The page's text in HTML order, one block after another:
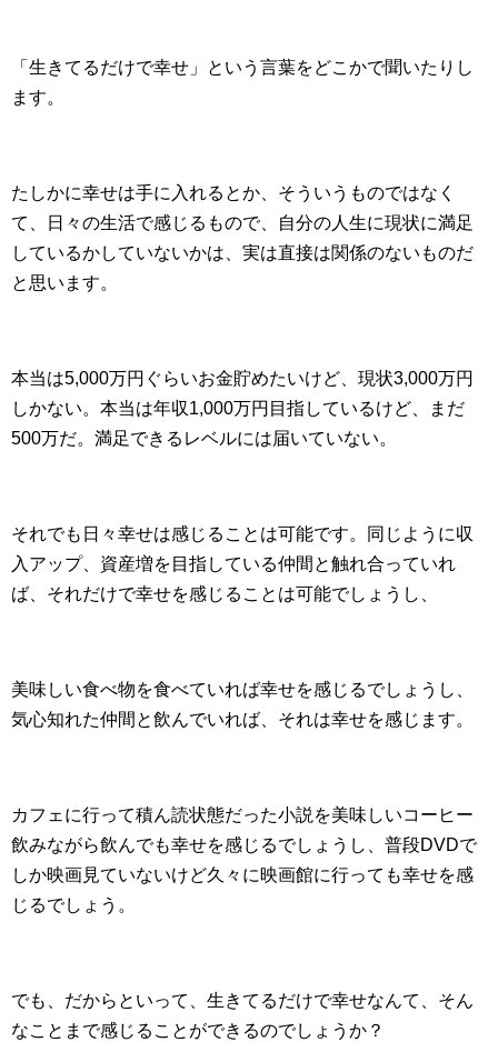
「生きてるだけで幸せ」という言葉をどこかで聞いたりし
ます。
たしかに幸せは手に入れるとか、そういうものではなく
て、日々の生活で感じるもので、自分の人生に現状に満足
しているかしていないかは、実は直接は関係のないものだ
と思います。
本当は5,000万円ぐらいお金貯めたいけど、現状3,000万円
しかない。本当は年収1,000万円目指しているけど、まだ
500万だ。満足できるレベルには届いていない。
それでも日々幸せは感じることは可能です。同じように収
入アップ、資産増を目指している仲間と触れ合っていれ
ば、それだけで幸せを感じることは可能でしょうし、
美味しい食べ物を食べていれば幸せを感じるでしょうし、
気心知れた仲間と飲んでいれば、それは幸せを感じます。
カフェに行って積ん読状態だった小説を美味しいコーヒー
飲みながら飲んでも幸せを感じるでしょうし、普段DVDで
しか映画見ていないけど久々に映画館に行っても幸せを感
じるでしょう。
でも、だからといって、生きてるだけで幸せなんて、そん
なことまで感じることができるのでしょうか？